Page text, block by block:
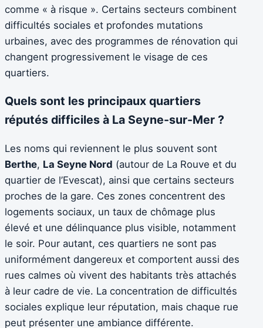
comme « à risque ». Certains secteurs combinent
difficultés sociales et profondes mutations
urbaines, avec des programmes de rénovation qui
changent progressivement le visage de ces
quartiers.
Quels sont les principaux quartiers
réputés difficiles à La Seyne-sur-Mer ?
Les noms qui reviennent le plus souvent sont
Berthe, La Seyne Nord (autour de La Rouve et du
quartier de l’Evescat), ainsi que certains secteurs
proches de la gare. Ces zones concentrent des
logements sociaux, un taux de chômage plus
élevé et une délinquance plus visible, notamment
le soir. Pour autant, ces quartiers ne sont pas
uniformément dangereux et comportent aussi des
rues calmes où vivent des habitants très attachés
à leur cadre de vie. La concentration de difficultés
sociales explique leur réputation, mais chaque rue
peut présenter une ambiance différente.